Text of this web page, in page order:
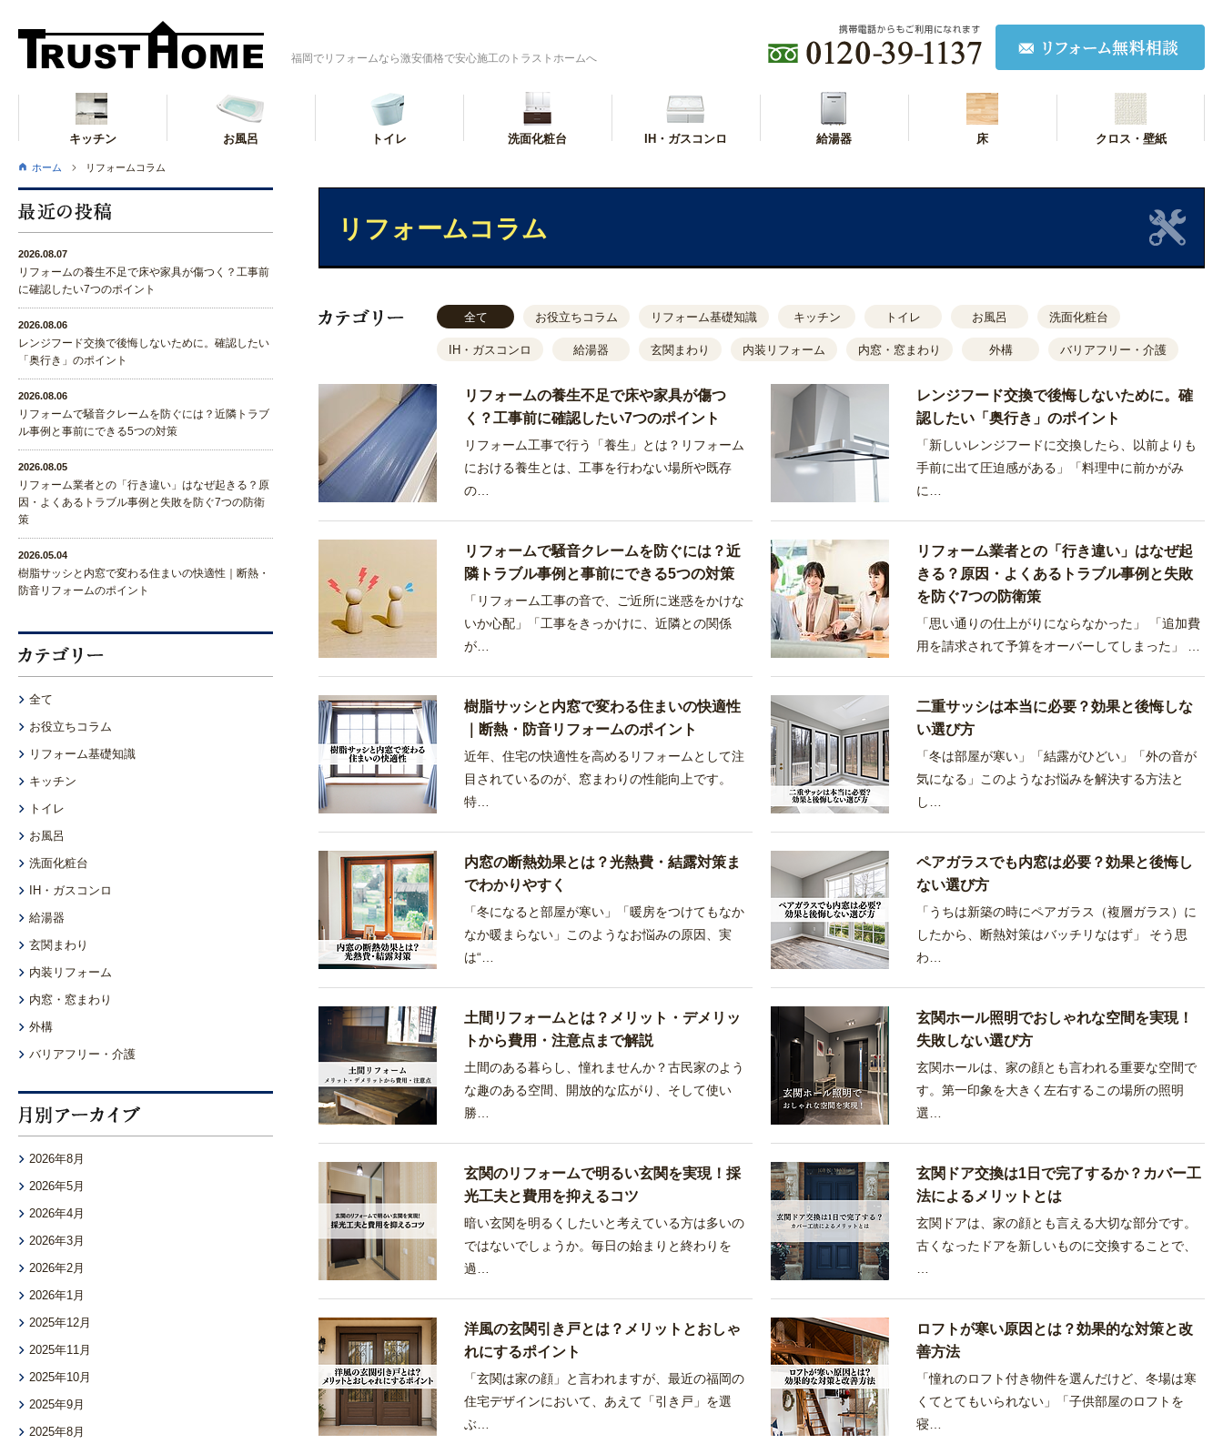
福岡でリフォームなら激安価格で安心施工のトラストホームへ
キッチン お風呂 トイレ 洗面化粧台 IH・ガスコンロ 給湯器 床 クロス・壁紙
ホーム リフォームコラム
リフォームコラム
全て お役立ちコラム リフォーム基礎知識 キッチン トイレ お風呂 洗面化粧台
IH・ガスコンロ 給湯器 玄関まわり 内装リフォーム 内窓・窓まわり 外構 バリアフリー・介護
リフォームの養生不足で床や家具が傷つ
く？工事前に確認したい7つのポイント
リフォーム工事で行う「養生」とは？リフォーム
における養生とは、工事を行わない場所や既存
の…
レンジフード交換で後悔しないために。確
認したい「奥行き」のポイント
「新しいレンジフードに交換したら、以前よりも
手前に出て圧迫感がある」「料理中に前かがみ
に…
リフォームで騒音クレームを防ぐには？近
隣トラブル事例と事前にできる5つの対策
「リフォーム工事の音で、ご近所に迷惑をかけな
いか心配」「工事をきっかけに、近隣との関係
が…
リフォーム業者との「行き違い」はなぜ起
きる？原因・よくあるトラブル事例と失敗
を防ぐ7つの防衛策
「思い通りの仕上がりにならなかった」 「追加費
用を請求されて予算をオーバーしてしまった」 …
樹脂サッシと内窓で変わる住まいの快適性
｜断熱・防音リフォームのポイント
近年、住宅の快適性を高めるリフォームとして注
目されているのが、窓まわりの性能向上です。
特…
二重サッシは本当に必要？効果と後悔しな
い選び方
「冬は部屋が寒い」「結露がひどい」「外の音が
気になる」このようなお悩みを解決する方法と
し…
内窓の断熱効果とは？光熱費・結露対策ま
でわかりやすく
「冬になると部屋が寒い」「暖房をつけてもなか
なか暖まらない」このようなお悩みの原因、実
は“…
ペアガラスでも内窓は必要？効果と後悔し
ない選び方
「うちは新築の時にペアガラス（複層ガラス）に
したから、断熱対策はバッチリなはず」 そう思
わ…
土間リフォームとは？メリット・デメリッ
トから費用・注意点まで解説
土間のある暮らし、憧れませんか？古民家のよう
な趣のある空間、開放的な広がり、そして使い
勝…
玄関ホール照明でおしゃれな空間を実現！
失敗しない選び方
玄関ホールは、家の顔とも言われる重要な空間で
す。第一印象を大きく左右するこの場所の照明
選…
玄関のリフォームで明るい玄関を実現！採
光工夫と費用を抑えるコツ
暗い玄関を明るくしたいと考えている方は多いの
ではないでしょうか。毎日の始まりと終わりを
過…
玄関ドア交換は1日で完了するか？カバー工
法によるメリットとは
玄関ドアは、家の顔とも言える大切な部分です。
古くなったドアを新しいものに交換することで、
…
洋風の玄関引き戸とは？メリットとおしゃ
れにするポイント
「玄関は家の顔」と言われますが、最近の福岡の
住宅デザインにおいて、あえて「引き戸」を選
ぶ…
ロフトが寒い原因とは？効果的な対策と改
善方法
「憧れのロフト付き物件を選んだけど、冬場は寒
くてとてもいられない」「子供部屋のロフトを
寝…
2026.08.07
リフォームの養生不足で床や家具が傷つく？工事前
に確認したい7つのポイント
2026.08.06
レンジフード交換で後悔しないために。確認したい
「奥行き」のポイント
2026.08.06
リフォームで騒音クレームを防ぐには？近隣トラブ
ル事例と事前にできる5つの対策
2026.08.05
リフォーム業者との「行き違い」はなぜ起きる？原
因・よくあるトラブル事例と失敗を防ぐ7つの防衛
策
2026.05.04
樹脂サッシと内窓で変わる住まいの快適性｜断熱・
防音リフォームのポイント
全て
お役立ちコラム
リフォーム基礎知識
キッチン
トイレ
お風呂
洗面化粧台
IH・ガスコンロ
給湯器
玄関まわり
内装リフォーム
内窓・窓まわり
外構
バリアフリー・介護
2026年8月
2026年5月
2026年4月
2026年3月
2026年2月
2026年1月
2025年12月
2025年11月
2025年10月
2025年9月
2025年8月